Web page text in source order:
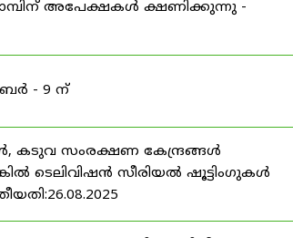
അപേക്ഷകൾ ക്ഷണിക്കുന്നു -
- 9 ന്
കടുവ സംരക്ഷണ കേന്ദ്രങ്ങൾ
ടെലിവിഷൻ സീരിയൽ ഷൂട്ടിംഗുകൾ